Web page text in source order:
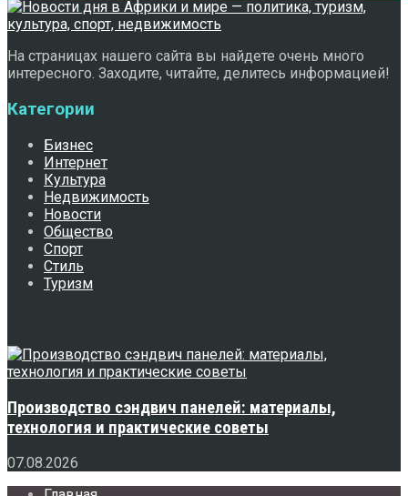
На страницах нашего сайта вы найдете очень много
интересного. Заходите, читайте, делитесь информацией!
Категории
Бизнес
Интернет
Культура
Недвижимость
Новости
Общество
Спорт
Стиль
Туризм
Производство сэндвич панелей: материалы,
технология и практические советы
07.08.2026